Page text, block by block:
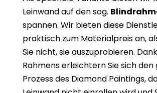
Leinwand auf den sog.
spannen. Wir bieten diese
praktisch zum Materialpreis an,
Sie nicht, sie auszuprobieren.
Rahmens erleichtern Sie sich
Prozess des Diamond Paintings,